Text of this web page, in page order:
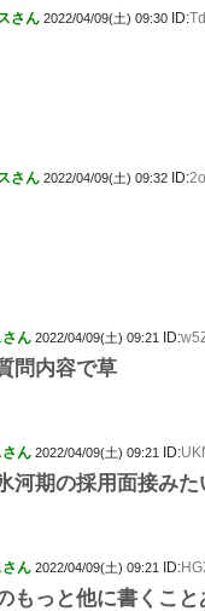
さん 2022/04/09(土) 09:30 ID:
さん 2022/04/09(土) 09:32 ID:
ん 2022/04/09(土) 09:21 ID:
問内容で草
ん 2022/04/09(土) 09:21 ID:
河期の採用面接み
ん 2022/04/09(土) 09:21 ID:
もっと他に書くこ